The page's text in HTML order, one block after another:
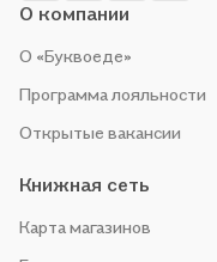
О компании
О «Буквоеде»
Программа лояльности
Открытые вакансии
Книжная сеть
Карта магазинов